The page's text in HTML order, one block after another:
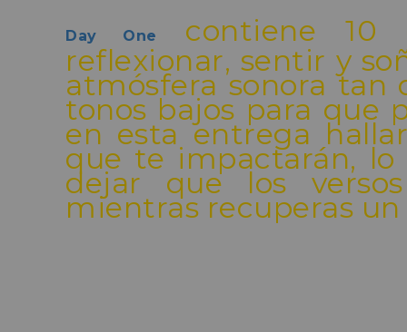
Day One
contiene 10
reflexionar, sentir y
atmósfera sonora tan
tonos bajos para que
en esta entrega
que te impactarán,
dejar que los
mientras recuperas